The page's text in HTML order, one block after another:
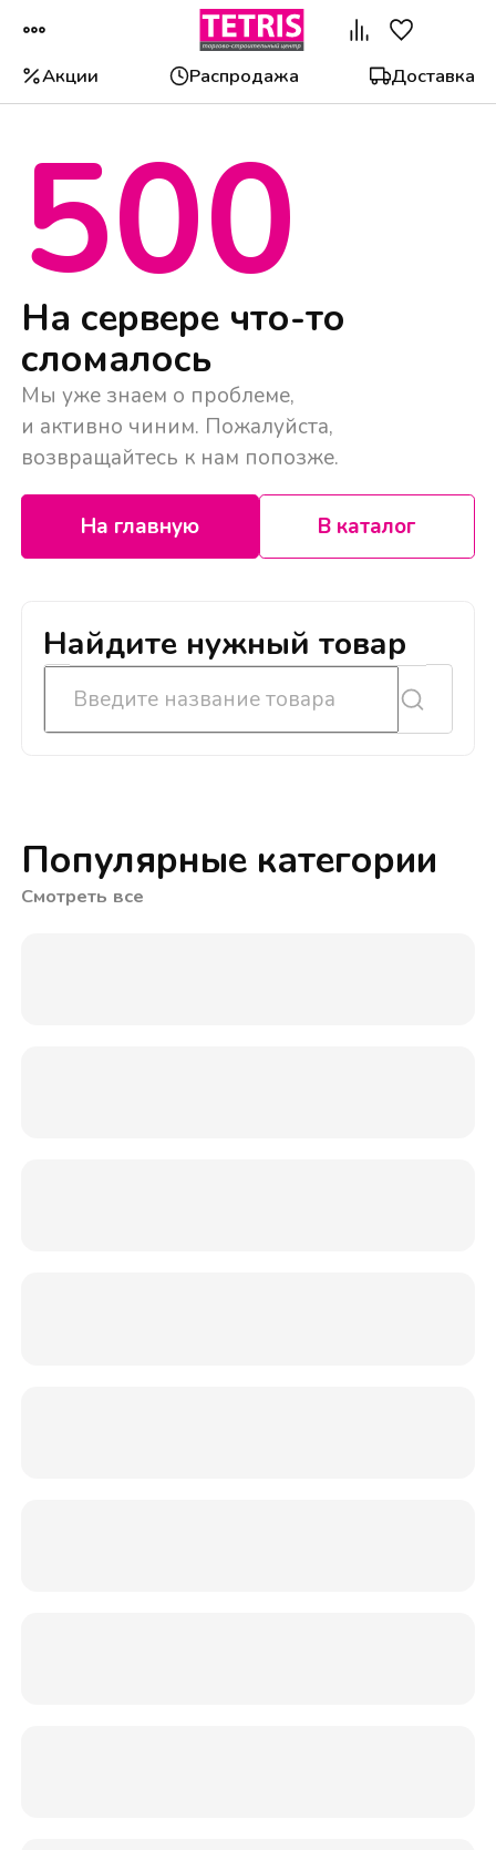
Акции Распродажа Доставка
500
На сервере что-то
сломалось
Мы уже знаем о проблеме,
и активно чиним. Пожалуйста,
возвращайтесь к нам попозже.
На главную В каталог
Найдите нужный товар
Популярные категории
Смотреть все